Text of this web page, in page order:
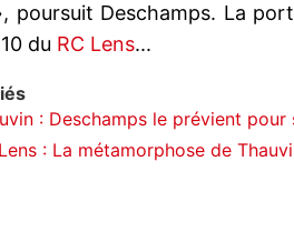
poursuit Deschamps. La
du RC Lens...
: Deschamps le prévient
: La métamorphose de